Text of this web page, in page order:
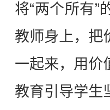
将“两个所有”
教师身上，把
一起来，用价
教育引导学生